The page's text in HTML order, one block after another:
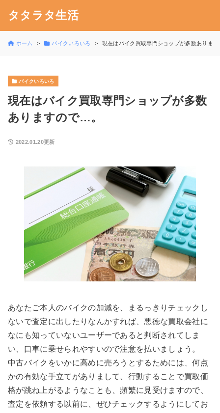
タタラタ生活
ホーム バイクいろいろ 現在はバイク買取専門ショップが多数ありま
バイクいろいろ
現在はバイク買取専門ショップが多数
ありますので…。
2022.01.20更新
あなたご本人のバイクの加減を、まるっきりチェックし
ないで査定に出したりなんかすれば、悪徳な買取会社に
なにも知っていないユーザーであると判断されてしま
い、口車に乗せられやすいので注意を払いましょう。
中古バイクをいかに高めに売ろうとするためには、何点
かの有効な手立てがありまして、行動することで買取価
格が跳ね上がるようなことも、頻繁に見受けますので、
査定を依頼する以前に、ぜひチェックするようにしてお